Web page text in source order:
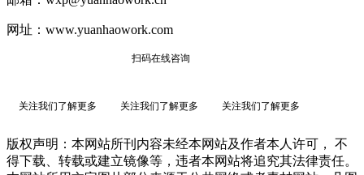
网址：www.yuanhaowork.com
扫码在线咨询
关注我们了解更多 关注我们了解更多 关注我们了解更多
版权声明：本网站所刊内容未经本网站及作者本人许可， 不
得下载、转载或建立镜像等，违者本网站将追究其法律责任。